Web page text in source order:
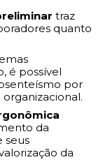
traz
quanto
é possível
por
da
seus
da